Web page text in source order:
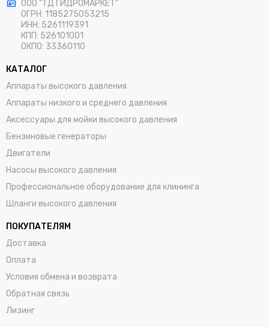
ООО "ТД ГИДРОМАРКЕТ"
ОГРН: 1185275053215
ИНН: 5261119391
КПП: 526101001
ОКПО: 33360110
КАТАЛОГ
Аппараты высокого давления
Аппараты низкого и среднего давления
Аксессуары для мойки высокого давления
Бензиновые генераторы
Двигатели
Насосы высокого давления
Профессиональное оборудование для клининга
Шланги высокого давления
ПОКУПАТЕЛЯМ
Доставка
Оплата
Условия обмена и возврата
Обратная связь
Лизинг